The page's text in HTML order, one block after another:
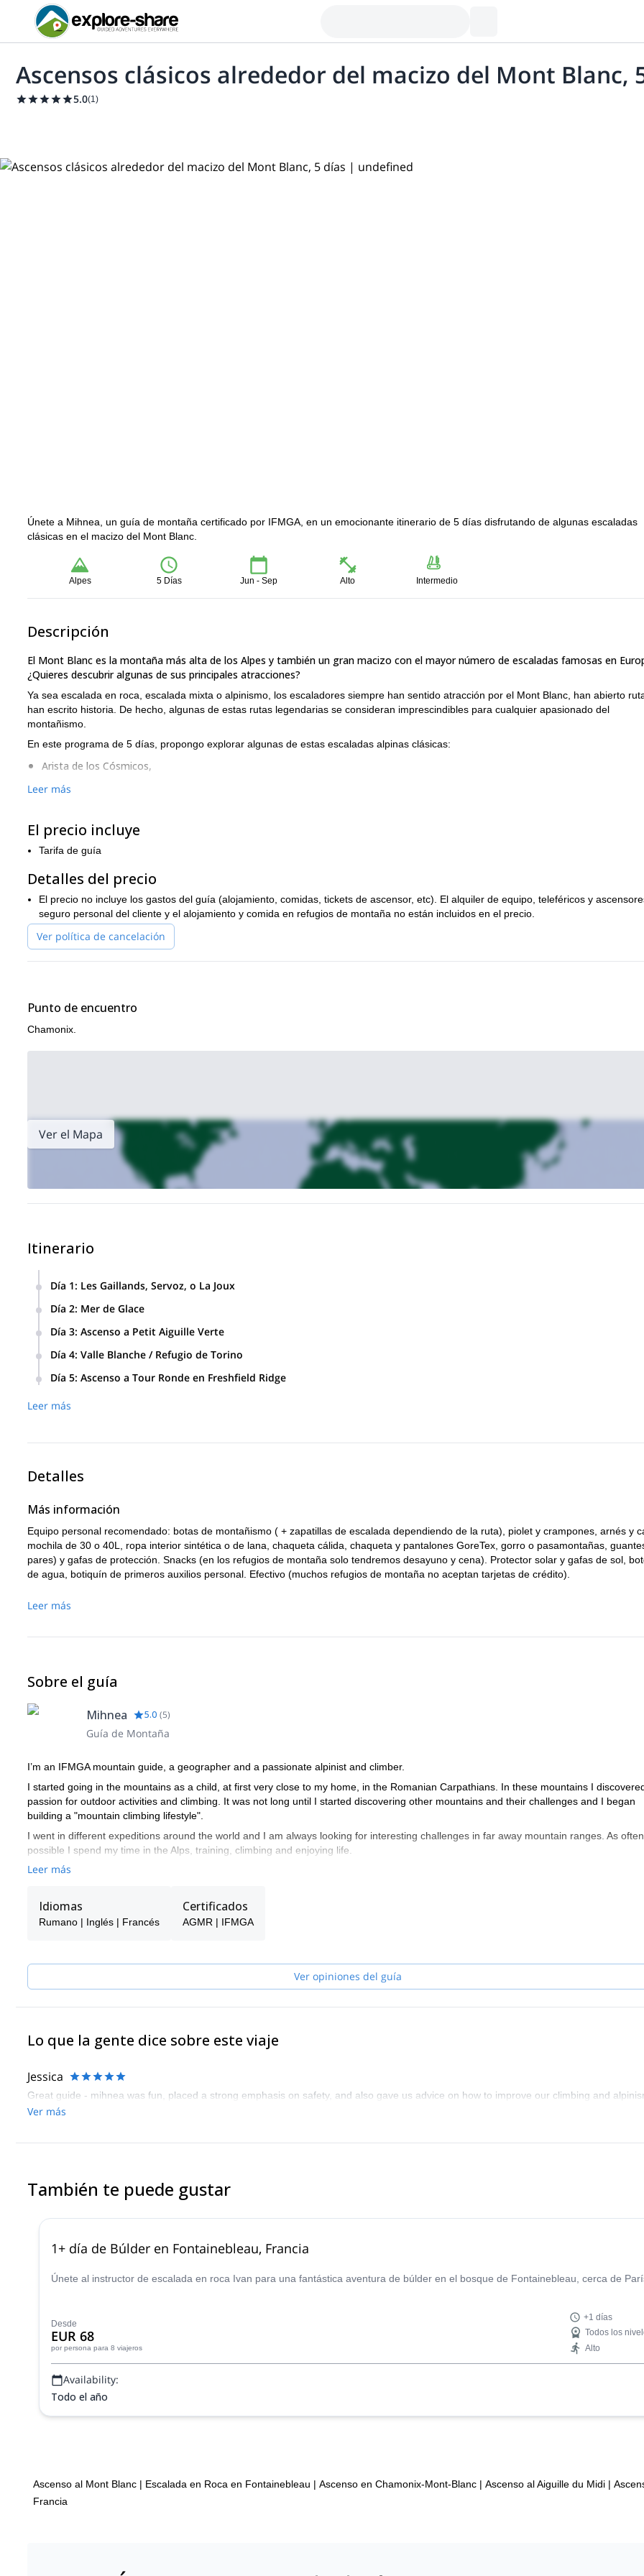
Ascensos clásicos alrededor del macizo del Mont Blanc,
5.0(1)
Únete a Mihnea, un guía de montaña certificado por IFMGA, en un emocionante itinerario de 5 días disfrutando de algunas escaladas
clásicas en el macizo del Mont Blanc.
Alpes 5 Días Jun - Sep Alto Intermedio
Descripción
El Mont Blanc es la montaña más alta de los Alpes y también un gran macizo con el mayor número de escaladas famosas en
¿Quieres descubrir algunas de sus principales atracciones?
Ya sea escalada en roca, escalada mixta o alpinismo, los escaladores siempre han sentido atracción por el Mont Blanc, han abierto
han escrito historia. De hecho, algunas de estas rutas legendarias se consideran imprescindibles para cualquier apasionado del
montañismo.
En este programa de 5 días, propongo explorar algunas de estas escaladas alpinas clásicas:
Arista de los Cósmicos,
Arista de Entrèves,
Petit Aiguille Verte,
Tour Ronde,
Escalada en roca enAiguille Rouges
Recomiendo este viaje porque te permite ver otras partes del macizo del Mont Blanc mientras disfrutas de un divertido día de escalada.
Además, hay una variedad de rutas y muchas posibilidades para desafiarte a ti mismo.
Si lo deseas, también puedo incluir algunos cursos de formación para escalada en roca, travesías por glaciares, etc.
Encontrarás un itinerario tentativo debajo de esta descripción. Sin embargo, adaptaré las actividades y localizaciones a tus deseos y tu
desafío perfecto para ti!
aclimatación y ascenso
Leer más
El precio incluye
Tarifa de guía
Detalles del precio
El precio no incluye los gastos del guía (alojamiento, comidas, tickets de ascensor, etc). El alquiler de equipo, teleféricos y
seguro personal del cliente y el alojamiento y comida en refugios de montaña no están incluidos en el precio.
Ver política de cancelación
Punto de encuentro
Chamonix.
Ver el Mapa
Itinerario
Día 1: Les Gaillands, Servoz, o La Joux
Día 2: Mer de Glace
Día 3: Ascenso a Petit Aiguille Verte
Día 4: Valle Blanche / Refugio de Torino
Día 5: Ascenso a Tour Ronde en Freshfield Ridge
Leer más
Detalles
Más información
Equipo personal recomendado: botas de montañismo ( + zapatillas de escalada dependiendo de la ruta), piolet y crampones, arnés y
mochila de 30 o 40L, ropa interior sintética o de lana, chaqueta cálida, chaqueta y pantalones GoreTex, gorro o pasamontañas,
pares) y gafas de protección. Snacks (en los refugios de montaña solo tendremos desayuno y cena). Protector solar y gafas de sol,
de agua, botiquín de primeros auxilios personal. Efectivo (muchos refugios de montaña no aceptan tarjetas de crédito).
Leer más
Sobre el guía
Mihnea 5.0 (5)
Guía de Montaña
I’m an IFMGA mountain guide, a geographer and a passionate alpinist and climber.
I started going in the mountains as a child, at first very close to my home, in the Romanian Carpathians. In these mountains I
passion for outdoor activities and climbing. It was not long until I started discovering other mountains and their challenges and I began
building a "mountain climbing lifestyle".
I went in different expeditions around the world and I am always looking for interesting challenges in far away mountain ranges. As
possible I spend my time in the Alps, training, climbing and enjoying life.
I became a national mountain guide in Romania in 2011. Since then, I love sharing my passion for the mountains and I enjoy taking
I believe in self development and always getting better at what I do, so in 2015 I joined the IFMGA mountain guide training program at
EEMGA (East European Mountain Guides Association) and became a fully certified IFMGA mountain guide in 2018.
Leer más
Idiomas
Rumano | Inglés | Francés
Certificados
AGMR | IFMGA
Ver opiniones del guía
Lo que la gente dice sobre este viaje
Jessica
Great guide - mihnea was fun, placed a strong emphasis on safety, and also gave us advice on how to improve our climbing and
Ver más
También te puede gustar
1+ día de Búlder en Fontainebleau, Francia
Únete al instructor de escalada en roca Ivan para una fantástica aventura de búlder en el bosque de Fontainebleau, cerca de
Desde
EUR 68
por persona para 8 viajeros
+1 días
Todos los
Alto
Availability:
Todo el año
Ascenso al Mont Blanc | Escalada en Roca en Fontainebleau | Ascenso en Chamonix-Mont-Blanc | Ascenso al Aiguille du Midi |
Francia